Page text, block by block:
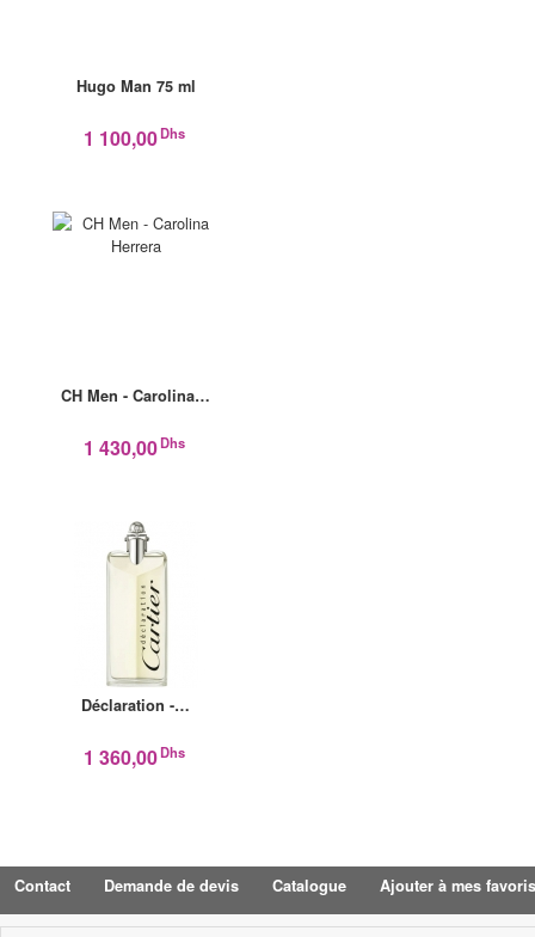
Hugo Man 75 ml
1 100,00Dhs
CH Men - Carolina…
1 430,00Dhs
Déclaration -…
1 360,00Dhs
Contact Demande de devis Catalogue Ajouter à mes favoris